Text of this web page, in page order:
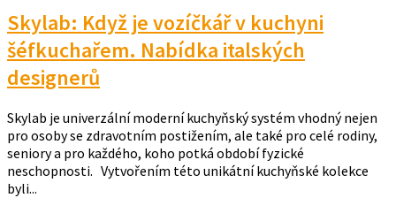
Skylab: Když je vozíčkář v kuchyni
šéfkuchařem. Nabídka italských
designerů
Skylab je univerzální moderní kuchyňský systém vhodný nejen
pro osoby se zdravotním postižením, ale také pro celé rodiny,
seniory a pro každého, koho potká období fyzické
neschopnosti. Vytvořením této unikátní kuchyňské kolekce
byli...